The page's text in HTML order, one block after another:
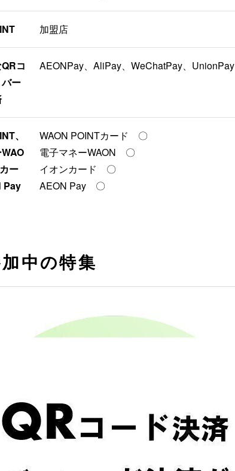
加盟店
コ
ー
AEONPay、AliPay、WeChatPay、UnionPay
、
ー
Pay
WAON POINTカード 〇
電子マネーWAON 〇
イオンカード 〇
AEON Pay 〇
中の特集